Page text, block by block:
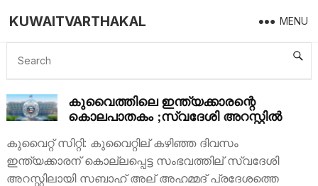
KUWAITVARTHAKAL MENU
NEWS KUWAIT
കുവൈത്തിലെ ഇന്ത്യക്കാരന്റെ
കൊലപാതകം ;സ്വദേശി അറസ്റ്റിൽ
കുവൈറ്റ് സിറ്റി: കുവൈറ്റില് കഴിഞ്ഞ ദിവസം
ഇന്ത്യക്കാരന് കൊല്ലപ്പെട്ട സംഭവത്തില് സ്വദേശി
അറസ്റ്റിലായി സബാഹ് അല് അഹമ്മദ് പ്രദേശത്തെ